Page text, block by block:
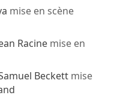
mise en scène
Racinemise en
Beckettmise